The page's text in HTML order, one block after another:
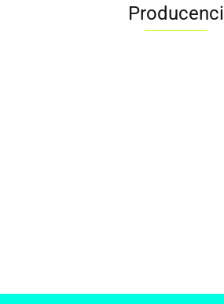
Producenci